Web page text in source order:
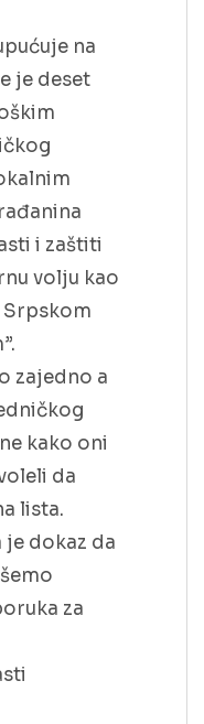
na
je deset
i zaštiti
volju kao
Srpskom
zajedno a
kako oni
da
lista.
dokaz da
za